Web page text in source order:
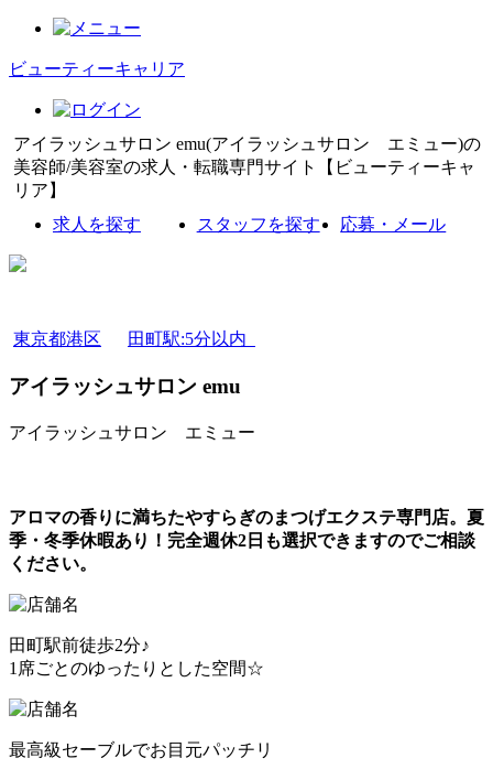
ビューティーキャリア
アイラッシュサロン emu(アイラッシュサロン エミュー)の
美容師/美容室の求人・転職専門サイト【ビューティーキャ
リア】
求人を探す
スタッフを探す 応募・メール
東京都港区 田町駅:5分以内
アイラッシュサロン emu
アイラッシュサロン エミュー
アロマの香りに満ちたやすらぎのまつげエクステ専門店。夏
季・冬季休暇あり！完全週休2日も選択できますのでご相談
ください。
田町駅前徒歩2分♪
1席ごとのゆったりとした空間☆
最高級セーブルでお目元パッチリ